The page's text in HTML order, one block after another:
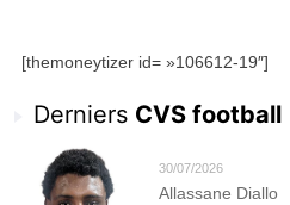
[themoneytizer id= »106612-19″]
Derniers CVS football
30/07/2026
Allassane Diallo